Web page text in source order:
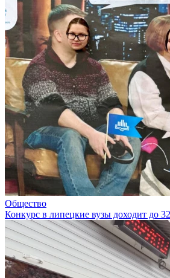
Общество
Конкурс в липецкие вузы доходит до